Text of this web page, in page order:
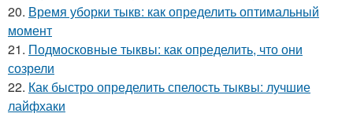
20. Время уборки тыкв: как определить оптимальный
момент
21. Подмосковные тыквы: как определить, что они
созрели
22. Как быстро определить спелость тыквы: лучшие
лайфхаки